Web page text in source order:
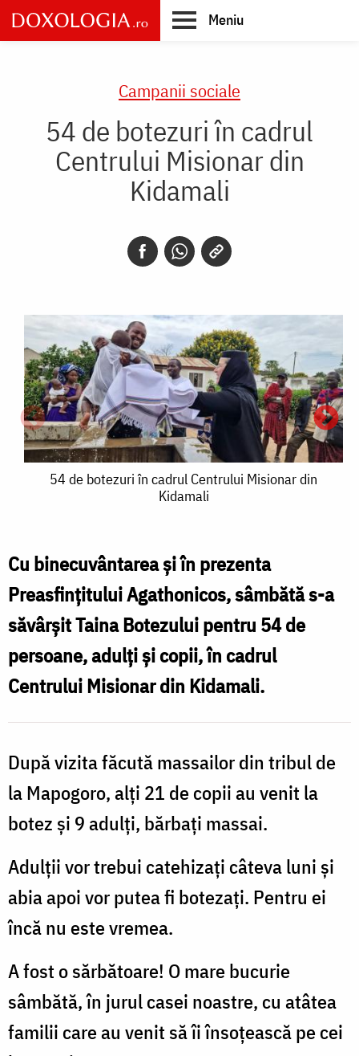
Skip
to
main
Meniu
Campanii sociale
54 de botezuri în cadrul
Centrului Misionar din
Kidamali
în
cadrul
Centrului
din
54 de botezuri în cadrul Centrului Misionar din
Kidamali
Cu binecuvântarea şi în prezenta
Preasfințitului Agathonicos, sâmbătă s-a
săvârşit Taina Botezului pentru 54 de
persoane, adulți şi copii, în cadrul
Centrului Misionar din Kidamali.
După vizita făcută massailor din tribul de
la Mapogoro, alți 21 de copii au venit la
botez și 9 adulți, bărbați massai.
Adulții vor trebui catehizați câteva luni și
abia apoi vor putea fi botezați. Pentru ei
încă nu este vremea.
A fost o sărbătoare! O mare bucurie
sâmbătă, în jurul casei noastre, cu atâtea
familii care au venit să îi însoțească pe cei